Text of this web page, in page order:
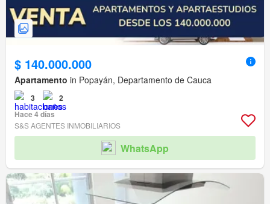
$ 140.000.000
Apartamento in Popayán, Departamento de Cauca
3
2
Hace 4 días
S&S AGENTES INMOBILIARIOS
WhatsApp